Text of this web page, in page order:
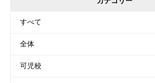
すべて
全体
可児校